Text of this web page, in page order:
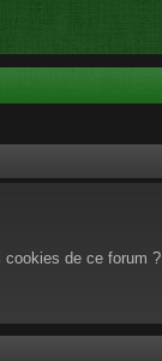
cookies de ce forum ?